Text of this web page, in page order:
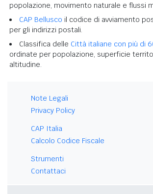
popolazione, movimento naturale e flussi
CAP Bellusco il codice di avviamento
per gli indirizzi postali.
Classifica delle Città italiane con più di
ordinate per popolazione, superficie
altitudine.
Note Legali
Privacy Policy
CAP Italia
Calcolo Codice Fiscale
Strumenti
Contattaci